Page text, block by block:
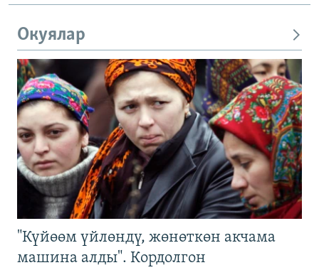
Окуялар
"Күйөөм үйлөндү, жөнөткөн акчама
машина алды". Кордолгон